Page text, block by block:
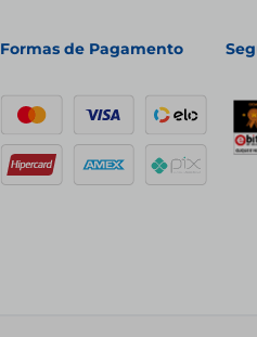
Formas de Pagamento